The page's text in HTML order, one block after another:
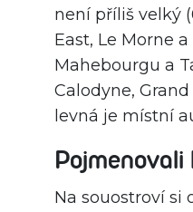
není příliš velký
East, Le Morne
Mahebourgu a
Calodyne,
levná je místní
Na souostroví si